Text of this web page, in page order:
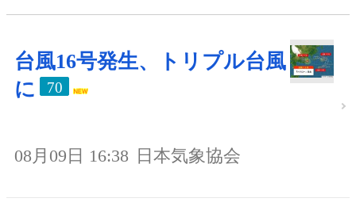
台風16号発生、トリプル台風
に
70
08月09日 16:38 日本気象協会